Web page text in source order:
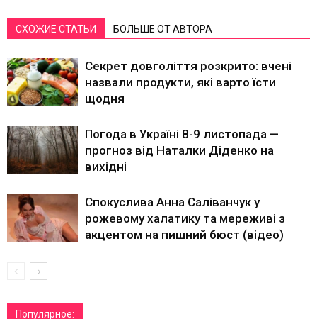
СХОЖИЕ СТАТЬИ БОЛЬШЕ ОТ АВТОРА
Секрет довголіття розкрито: вчені
назвали продукти, які варто їсти
щодня
Погода в Україні 8-9 листопада —
прогноз від Наталки Діденко на
вихідні
Спокуслива Анна Саліванчук у
рожевому халатику та мереживі з
акцентом на пишний бюст (відео)
Популярное: